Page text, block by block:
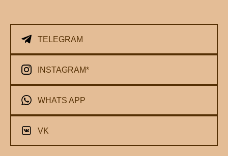
TELEGRAM
INSTAGRAM*
WHATS APP
VK